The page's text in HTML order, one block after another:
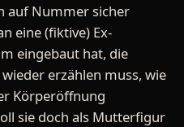
auf Nummer sicher
eine (fiktive) Ex-
eingebaut hat, die
erzählen muss, wie
Körperöffnung
sie doch als Mutterfigur